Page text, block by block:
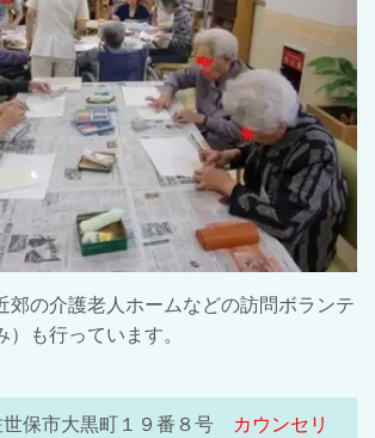
郊の介護老人ホームなどの訪問ボランテ
）も行っています。
世保市大黒町１９番８号
カウンセリ